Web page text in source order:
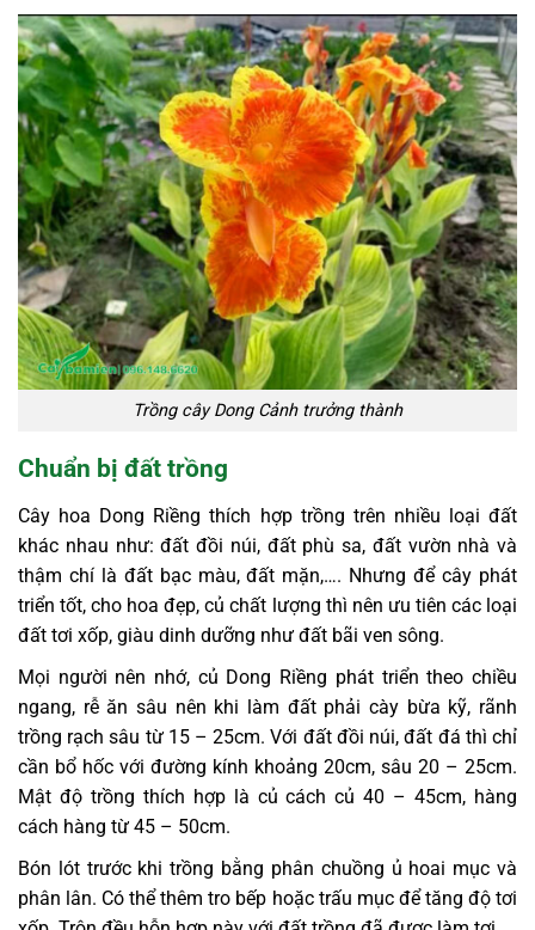
Trồng cây Dong Cảnh trưởng thành
Chuẩn bị đất trồng
Cây hoa Dong Riềng thích hợp trồng trên nhiều loại đất
khác nhau như: đất đồi núi, đất phù sa, đất vườn nhà và
thậm chí là đất bạc màu, đất mặn,…. Nhưng để cây phát
triển tốt, cho hoa đẹp, củ chất lượng thì nên ưu tiên các loại
đất tơi xốp, giàu dinh dưỡng như đất bãi ven sông.
Mọi người nên nhớ, củ Dong Riềng phát triển theo chiều
ngang, rễ ăn sâu nên khi làm đất phải cày bừa kỹ, rãnh
trồng rạch sâu từ 15 – 25cm. Với đất đồi núi, đất đá thì chỉ
cần bổ hốc với đường kính khoảng 20cm, sâu 20 – 25cm.
Mật độ trồng thích hợp là củ cách củ 40 – 45cm, hàng
cách hàng từ 45 – 50cm.
Bón lót trước khi trồng bằng phân chuồng ủ hoai mục và
phân lân. Có thể thêm tro bếp hoặc trấu mục để tăng độ tơi